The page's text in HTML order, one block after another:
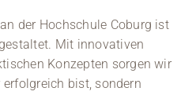
der Hochschule Coburg ist
Mit innovativen
Konzepten sorgen wir
bist, sondern